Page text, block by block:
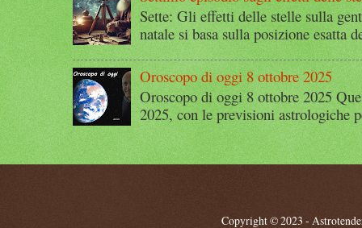
Sette: Gli effetti delle stelle sulla
natale si basa sulla posizione esatta
Oroscopo di oggi 8 ottobre 2025
Oroscopo di oggi 8 ottobre 2025
2025, con le previsioni astrologiche
Copyright © 2023 -